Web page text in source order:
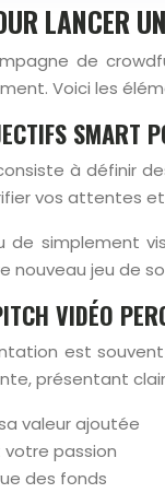
LANCER
de
Voici les
SMART
à définir
vos attentes
de simplement
nouveau jeu de
VIDÉO
est
présentant
valeur ajoutée
passion
des fonds